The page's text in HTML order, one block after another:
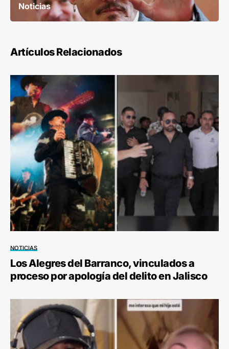
Noticias
Artículos Relacionados
NOTICIAS
Los Alegres del Barranco, vinculados a
proceso por apología del delito en Jalisco